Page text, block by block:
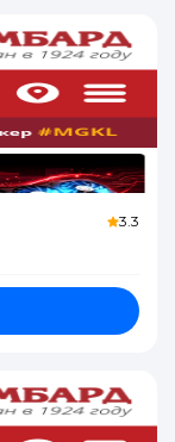
3.3